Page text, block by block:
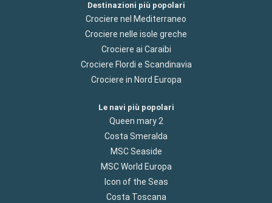
Destinazioni più popolari
Crociere nel Mediterraneo
Crociere nelle isole greche
Crociere ai Caraibi
Crociere Flordi e Scandinavia
Crociere in Nord Europa
Le navi più popolari
Queen mary 2
Costa Smeralda
MSC Seaside
MSC World Europa
Icon of the Seas
Costa Toscana